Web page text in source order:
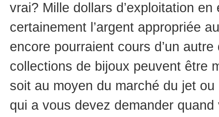
vrai? Mille dollars d’exploitation en
certainement l’argent appropriée
encore pourraient cours d’un
collections de bijoux peuvent être
soit au moyen du marché du jet
qui a vous devez demander